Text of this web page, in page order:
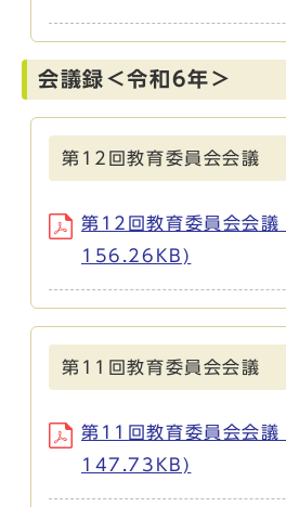
会議録＜令和6年＞
第12回教育委員会会議
第12回教育委員会会議
156.26KB)
第11回教育委員会会議
第11回教育委員会会議
147.73KB)